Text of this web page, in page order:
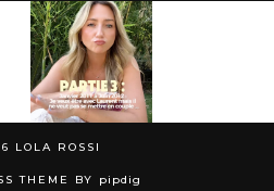
LOLA ROSSI
THEME BY pipdig